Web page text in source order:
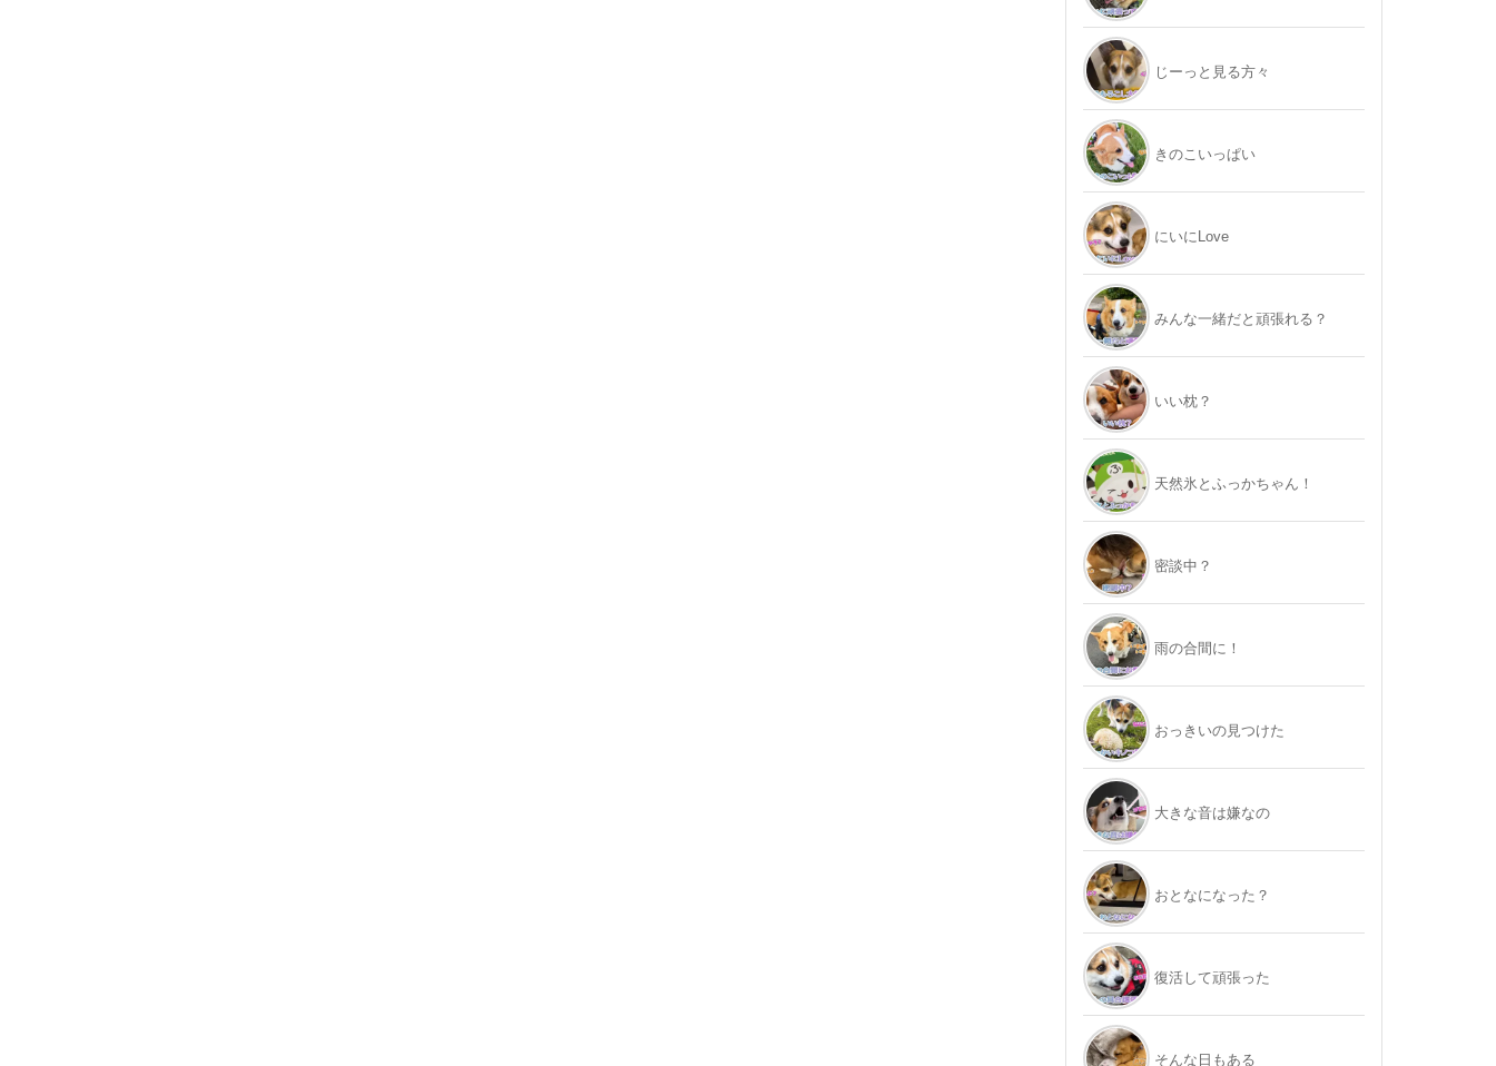
じーっと見る方々
きのこいっぱい
にいにLove
みんな一緒だと頑張れる？
いい枕？
天然氷とふっかちゃん！
密談中？
雨の合間に！
おっきいの見つけた
大きな音は嫌なの
おとなになった？
復活して頑張った
そんな日もある